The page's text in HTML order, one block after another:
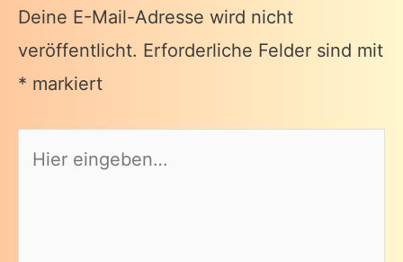
Deine E-Mail-Adresse wird nicht
veröffentlicht. Erforderliche Felder sind mit
* markiert
eingeben…